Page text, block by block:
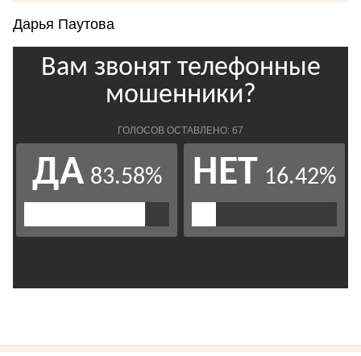
Дарья Паутова